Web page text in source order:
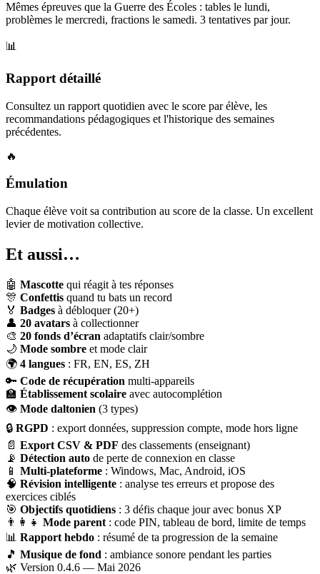
Mêmes épreuves que la Guerre des Écoles : tables le lundi,
problèmes le mercredi, fractions le samedi. 3 tentatives par jour.
📊
Rapport détaillé
Consultez un rapport quotidien avec le score par élève, les
recommandations pédagogiques et l'historique des semaines
précédentes.
🔥
Émulation
Chaque élève voit sa contribution au score de la classe. Un excellent
levier de motivation collective.
Et aussi…
🤖 Mascotte qui réagit à tes réponses
🎊 Confettis quand tu bats un record
🏅 Badges à débloquer (20+)
👤 20 avatars à collectionner
🎨 20 fonds d’écran adaptatifs clair/sombre
🌙 Mode sombre et mode clair
🌍 4 langues : FR, EN, ES, ZH
🔑 Code de récupération multi-appareils
🏫 Établissement scolaire avec autocomplétion
👁 Mode daltonien (3 types)
🔒 RGPD : export données, suppression compte, mode hors ligne
📄 Export CSV & PDF des classements (enseignant)
📡 Détection auto de perte de connexion en classe
📱 Multi-plateforme : Windows, Mac, Android, iOS
🧠 Révision intelligente : analyse tes erreurs et propose des
exercices ciblés
🎯 Objectifs quotidiens : 3 défis chaque jour avec bonus XP
👨‍👩‍👧 Mode parent : code PIN, tableau de bord, limite de temps
📊 Rapport hebdo : résumé de ta progression de la semaine
🎵 Musique de fond : ambiance sonore pendant les parties
🌿 Version 0.4.6 — Mai 2026